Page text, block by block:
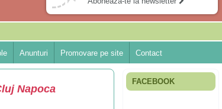
Anunturi Promovare pe site Contact
Napoca
FACEBOOK